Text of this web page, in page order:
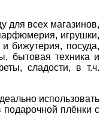
для всех магазинов,
игрушки,
бижутерия, посуда,
бытовая техника и
сладости, в т.ч.
использовать
подарочной плёнки с